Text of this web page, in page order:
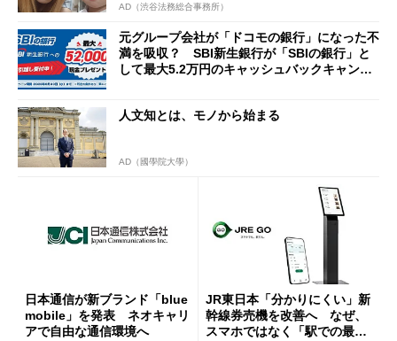
AD（渋谷法務総合事務所）
元グループ会社が「ドコモの銀行」になった不
満を吸収？ SBI新生銀行が「SBIの銀行」と
して最大5.2万円のキャッシュバックキャンペ
人文知とは、モノから始まる
AD（國學院大學）
日本通信が新ブランド「blue
mobile」を発表 ネオキャリ
アで自由な通信環境へ
JR東日本「分かりにくい」新
幹線券売機を改善へ なぜ、
スマホではなく「駅での最短